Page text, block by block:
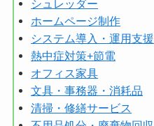
シュレッダー
ホームページ制作
システム導入・運用支援
熱中症対策+節電
オフィス家具
文具・事務器・消耗品
清掃・修繕サービス